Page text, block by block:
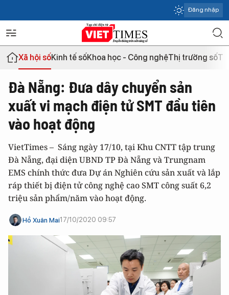
Đăng nhập
Xã hội sốKinh tế sốKhoa học - Công nghệThị trường số
Đà Nẵng: Đưa dây chuyển sản
xuất vi mạch điện tử SMT đầu tiên
vào hoạt động
VietTimes – Sáng ngày 17/10, tại Khu CNTT tập trung
Đà Nẵng, đại diện UBND TP Đà Nẵng và Trungnam
EMS chính thức đưa Dự án Nghiên cứu sản xuất và lắp
ráp thiết bị điện tử công nghệ cao SMT công suất 6,2
triệu sản phẩm/năm vào hoạt động.
Hồ Xuân Mai17/10/2020 09:57